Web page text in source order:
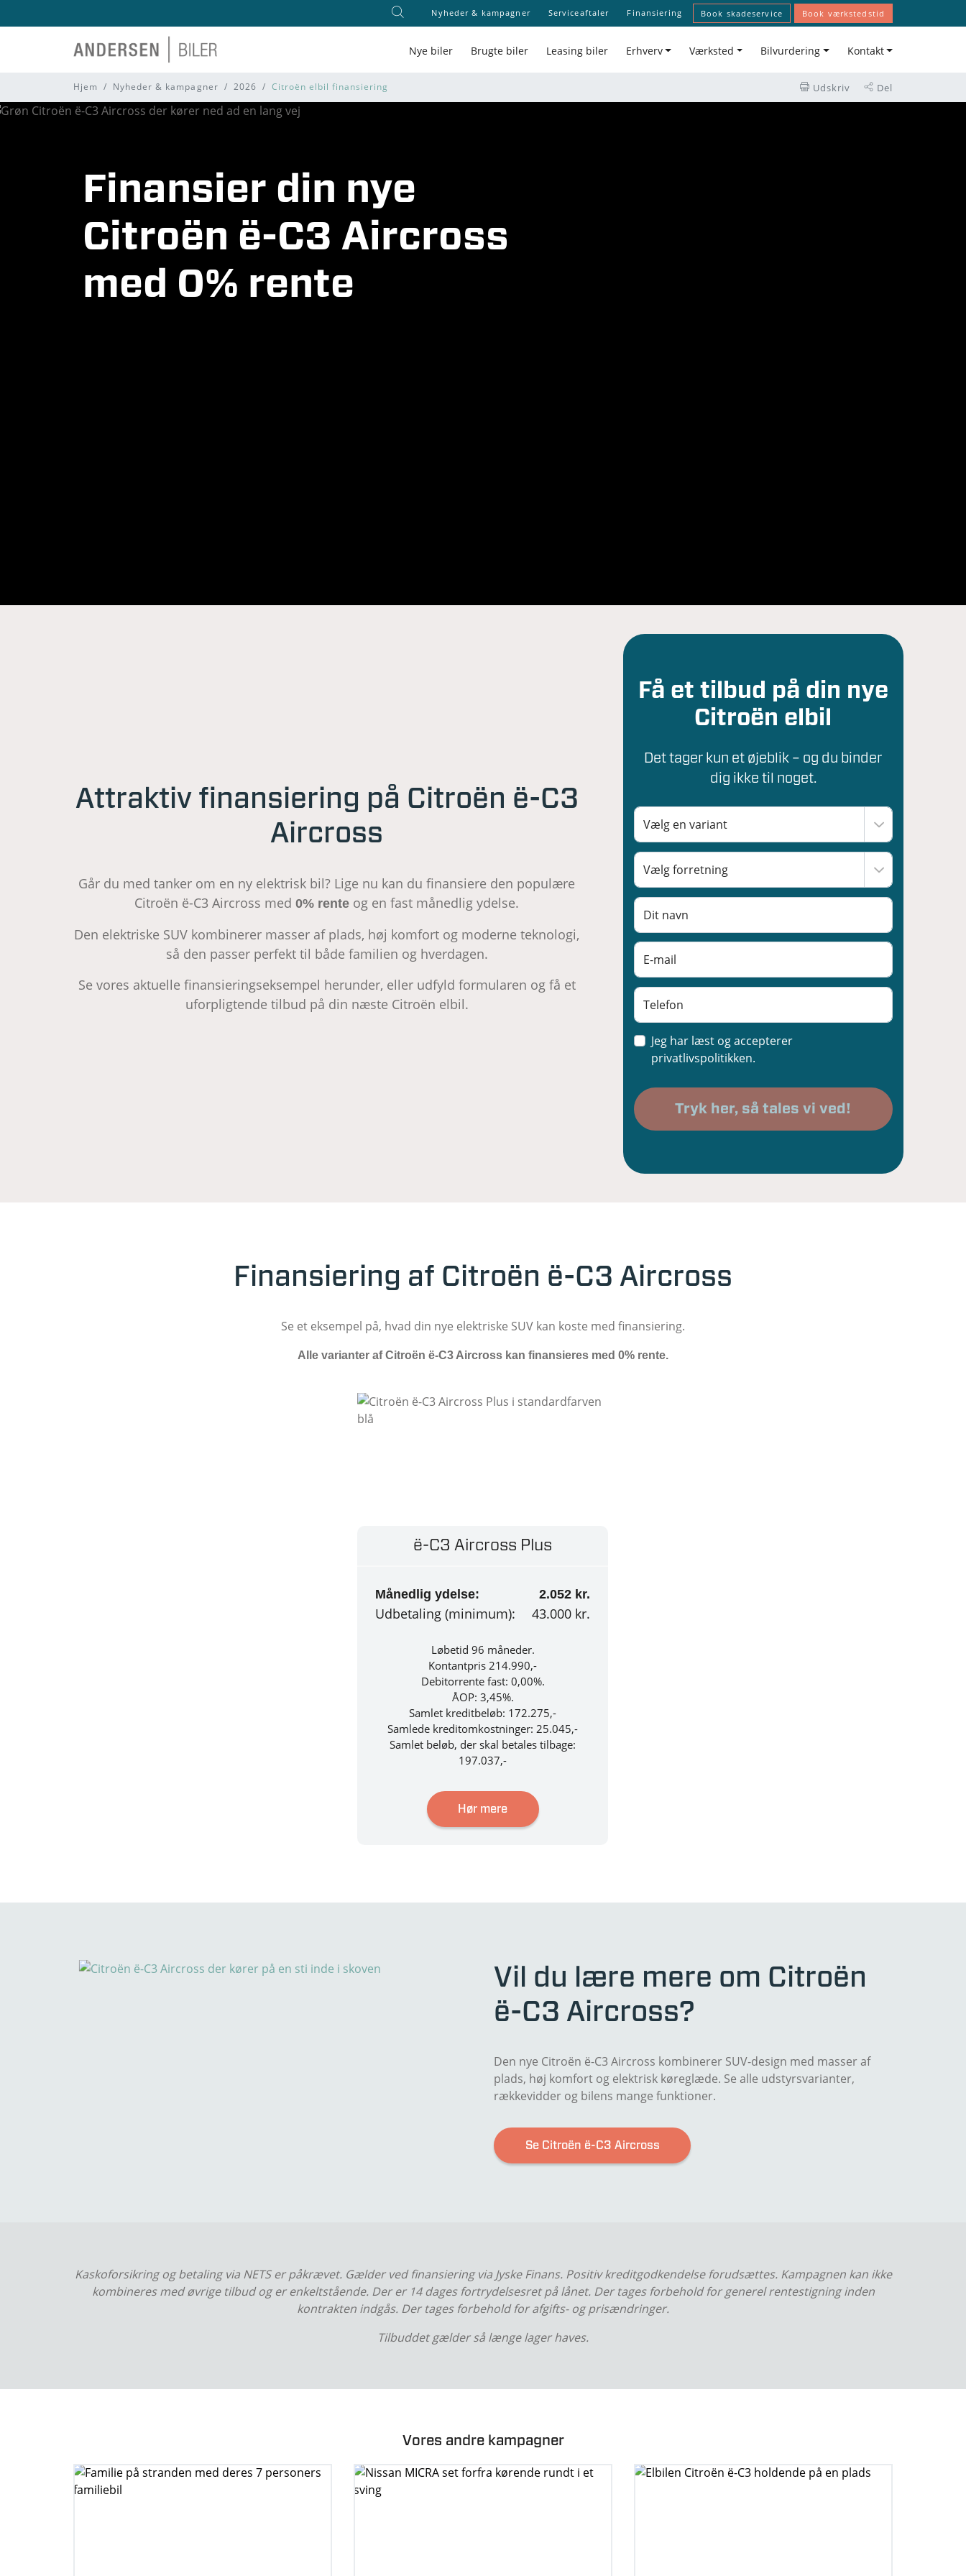
Nyheder & kampagner Serviceaftaler Finansiering Book skadeservice Book værkstedstid
Nye biler Brugte biler Leasing biler Erhverv Værksted Bilvurdering Kontakt
Hjem Nyheder & kampagner 2026 Citroën elbil finansiering Udskriv Del
Finansier din nye
Citroën ë-C3 Aircross
med 0% rente
Attraktiv finansiering på Citroën ë-C3
Aircross
Går du med tanker om en ny elektrisk bil? Lige nu kan du finansiere den populære
Citroën ë-C3 Aircross med0% rente og en fast månedlig ydelse.
Den elektriske SUV kombinerer masser af plads, høj komfort og moderne teknologi,
så den passer perfekt til både familien og hverdagen.
Se vores aktuelle finansieringseksempel herunder, eller udfyld formularen og få et
uforpligtende tilbud på din næste Citroën elbil.
Få et tilbud på din nye
Citroën elbil
Det tager kun et øjeblik – og du binder
dig ikke til noget.
Jeg har læst og accepterer
privatlivspolitikken.
Finansiering af Citroën ë-C3 Aircross
Se et eksempel på, hvad din nye elektriske SUV kan koste med finansiering.
Alle varianter af Citroën ë-C3 Aircross kan finansieres med 0% rente.
ë-C3 Aircross Plus
Månedlig ydelse: 2.052 kr.
Udbetaling (minimum): 43.000 kr.
Løbetid 96 måneder.
Kontantpris 214.990,-
Debitorrente fast: 0,00%.
ÅOP: 3,45%.
Samlet kreditbeløb: 172.275,-
Samlede kreditomkostninger: 25.045,-
Samlet beløb, der skal betales tilbage:
197.037,-
Hør mere
Vil du lære mere om Citroën
ë-C3 Aircross?
Den nye Citroën ë-C3 Aircross kombinerer SUV-design med masser af
plads, høj komfort og elektrisk køreglæde. Se alle udstyrsvarianter,
rækkevidder og bilens mange funktioner.
Se Citroën ë-C3 Aircross
Kaskoforsikring og betaling via NETS er påkrævet. Gælder ved finansiering via Jyske Finans. Positiv kreditgodkendelse forudsættes. Kampagnen kan ikke
kombineres med øvrige tilbud og er enkeltstående. Der er 14 dages fortrydelsesret på lånet. Der tages forbehold for generel rentestigning inden
kontrakten indgås. Der tages forbehold for afgifts- og prisændringer.
Tilbuddet gælder så længe lager haves.
Vores andre kampagner